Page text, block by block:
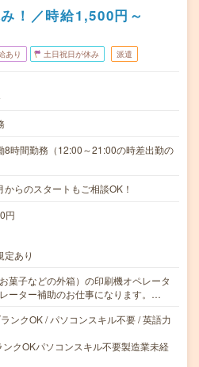
！／時給1,500円～
あり 土日祝日が休み 派遣
時間勤務（12:00～21:00の時差出勤の
らのスタートもご相談OK！
円
定あり
菓子などの外箱）の印刷機オペレータ
ーター補助のお仕事になります。…
ンクOK / パソコンスキル不要 / 英語力
クOKパソコンスキル不要製造業未経